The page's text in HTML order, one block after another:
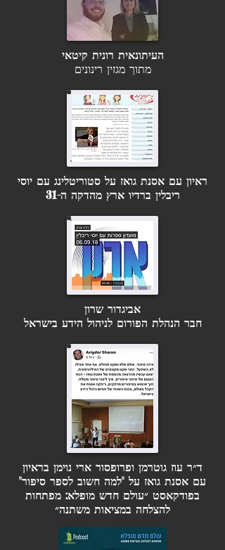
העיתונאית רונית קיטאי
מתוך מגזין רינונים
ראיון עם אסנת גואז על סטוריטלינג עם יוסי
ריבלין ברדיו ארץ מהדקה ה-31
אביגדור שרון
חבר הנהלת הפורום לניהול הידע בישראל
ד״ר עוז גוטרמן ופרופסור ארי נוימן בראיון
עם אסנת גואז על "למה חשוב לספר סיפור"
בפודקאסט ״עולם חדש מופלא: מפתחות
להצלחה במציאות משתנה״